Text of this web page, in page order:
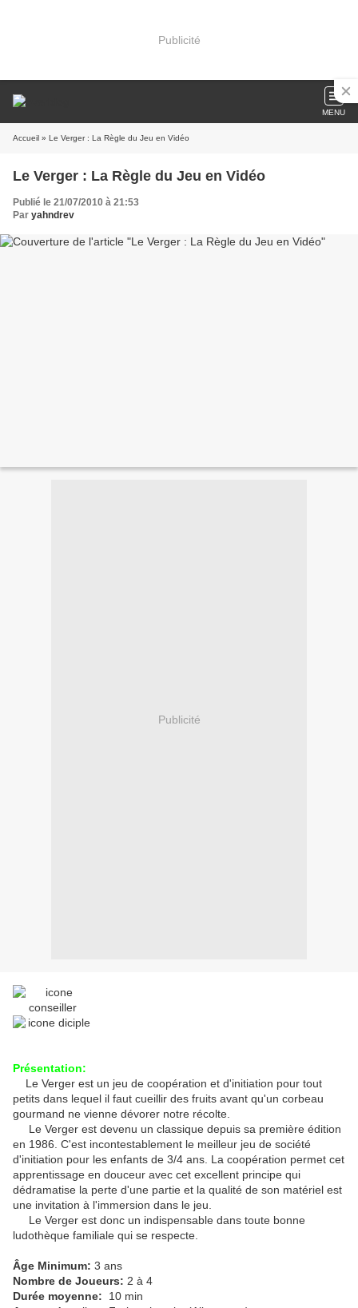
Publicité
MENU
Accueil » Le Verger : La Règle du Jeu en Vidéo
Le Verger : La Règle du Jeu en Vidéo
Publié le 21/07/2010 à 21:53
Par yahndrev
Publicité
Présentation:
Le Verger est un jeu de coopération et d'initiation pour tout
petits dans lequel il faut cueillir des fruits avant qu'un corbeau
gourmand ne vienne dévorer notre récolte.
Le Verger est devenu un classique depuis sa première édition
en 1986. C'est incontestablement le meilleur jeu de société
d'initiation pour les enfants de 3/4 ans. La coopération permet cet
apprentissage en douceur avec cet excellent principe qui
dédramatise la perte d'une partie et la qualité de son matériel est
une invitation à l'immersion dans le jeu.
Le Verger est donc un indispensable dans toute bonne
ludothèque familiale qui se respecte.
Âge Minimum: 3 ans
Nombre de Joueurs: 2 à 4
Durée moyenne: 10 min